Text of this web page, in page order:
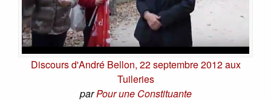
Discours d'André Bellon, 22 septembre 2012 aux
Tuileries
parPour une Constituante